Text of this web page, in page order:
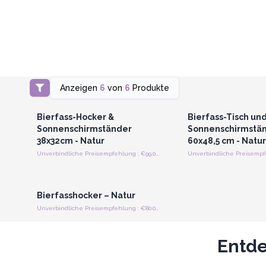
Anzeigen 6 von 6 Produkte
Anmelden oder Registrieren
für Großhandelspreise
Bierfass-Hocker &
Sonnenschirmständer
38x32cm - Natur
Bierfass-Tisch und
60x48,5 cm - Natur
Bierfasshocker – Natur